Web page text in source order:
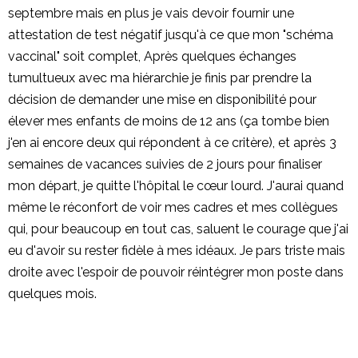
septembre mais en plus je vais devoir fournir une
attestation de test négatif jusqu'à ce que mon "schéma
vaccinal" soit complet, Après quelques échanges
tumultueux avec ma hiérarchie je finis par prendre la
décision de demander une mise en disponibilité pour
élever mes enfants de moins de 12 ans (ça tombe bien
j'en ai encore deux qui répondent à ce critère), et après 3
semaines de vacances suivies de 2 jours pour finaliser
mon départ, je quitte l'hôpital le cœur lourd. J'aurai quand
même le réconfort de voir mes cadres et mes collègues
qui, pour beaucoup en tout cas, saluent le courage que j'ai
eu d'avoir su rester fidèle à mes idéaux. Je pars triste mais
droite avec l'espoir de pouvoir réintégrer mon poste dans
quelques mois.